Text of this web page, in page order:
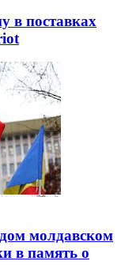
в поставках
молдавском
в память о